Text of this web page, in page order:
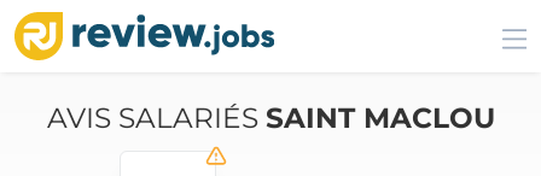
AVIS SALARIÉS SAINT MACLOU